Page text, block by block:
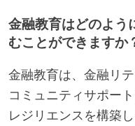
金融教育はどのよう
むことができますか
金融教育は、金融リ
コミュニティサポー
レジリエンスを構築